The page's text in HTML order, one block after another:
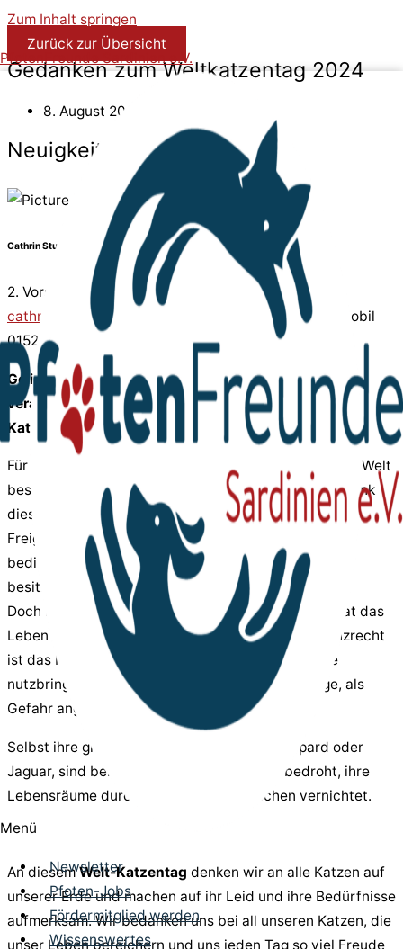
Zum Inhalt springen
PfotenFreunde Sardinien e.V.
Menü
Newsletter
Pfoten-Jobs
Fördermitglied werden
Wissenswertes
Zurück zur Übersicht
Gedanken zum Weltkatzentag 2024
8. August 2024
Neuigkeit
Cathrin Stumpf
2. Vorsitzende, Leitung Katzen
cathrin.stumpf@pfotenfreunde-sardinien.de oder Mobil
01523-7245243
Geliebt, verteufelt, als Göttin verehrt, gequält und
verachtet – kaum ein Tier polarisiert so sehr wie die
Katze.
Für die vielen Liebhaber und Verehrer auf der ganzen Welt
besteht kein Zweifel, die Katze ist das größte Geschenk
dieser Schöpfung. Das Leben mit diesen kleinen
Freigeistern ist eine wunderbare Lektion in
bedingungsloser Liebe, in der niemand den anderen
besitzen kann.
Doch in vielen Kulturen und Regionen dieser Erde hat das
Leben einer Katze keinen Wert. Ihr einziges Existenzrecht
ist das Mäusefangen, darüber hinaus hat sie keine
nutzbringende Funktion und wird schnell als Plage, als
Gefahr angesehen.
Selbst ihre großen Verwandten, ob Tiger, Gepard oder
Jaguar, sind beinahe alle vom Aussterben bedroht, ihre
Lebensräume durch die Gier des Menschen vernichtet.
An diesemWelt-Katzentag denken wir an alle Katzen auf
unserer Erde und machen auf ihr Leid und ihre Bedürfnisse
aufmerksam. Wir bedanken uns bei all unseren Katzen, die
unser Leben bereichern und uns jeden Tag so viel Freude